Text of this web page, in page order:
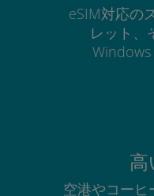
eSIM対応の
レット、
高
空港やコーヒ